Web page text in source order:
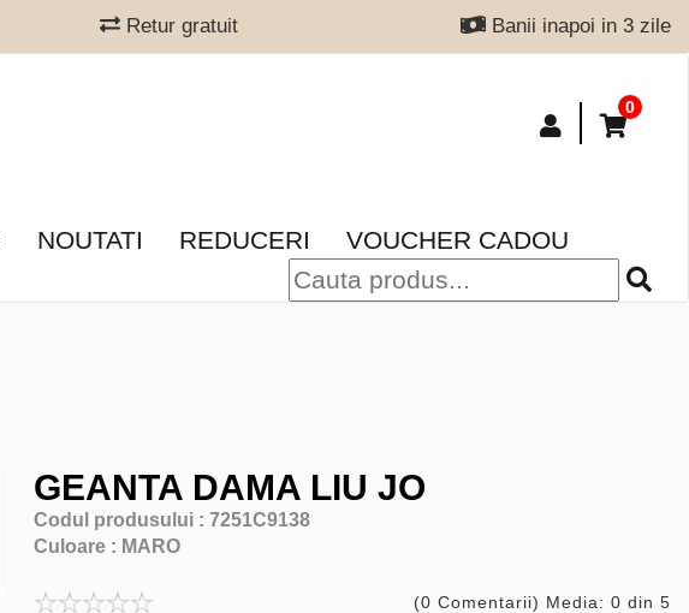
Retur gratuit Banii inapoi in 3 zile
0
NOUTATI REDUCERI VOUCHER CADOU
GEANTA DAMA LIU JO
Codul produsului : 7251C9138
Culoare : MARO
(0 Comentarii) Media: 0 din 5